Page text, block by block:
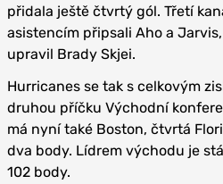
přidala ještě čtvrtý gól. Třetí
asistencím připsali Aho a
upravil Brady Skjei.
Hurricanes se tak s celkovým
druhou příčku Východní
má nyní také Boston, čtvrtá
dva body. Lídrem východu je
102 body.